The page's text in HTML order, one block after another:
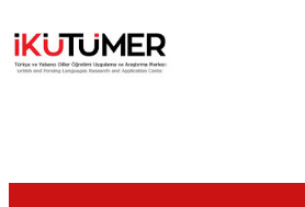
içeriğe
atla